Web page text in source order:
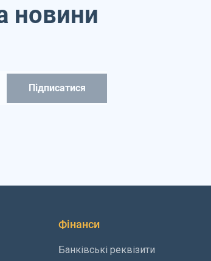
новини
Фінанси
Банківські реквізити